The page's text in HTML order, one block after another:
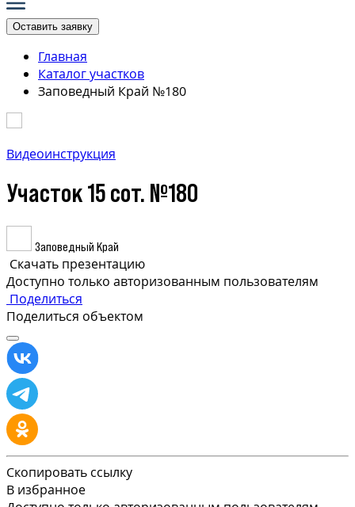
Оставить заявку
Главная
Каталог участков
Заповедный Край №180
Видеоинструкция
Участок 15 сот. №180
Заповедный Край
Скачать презентацию
Доступно только авторизованным пользователям
Поделиться
Поделиться объектом
Скопировать ссылку
В избранное